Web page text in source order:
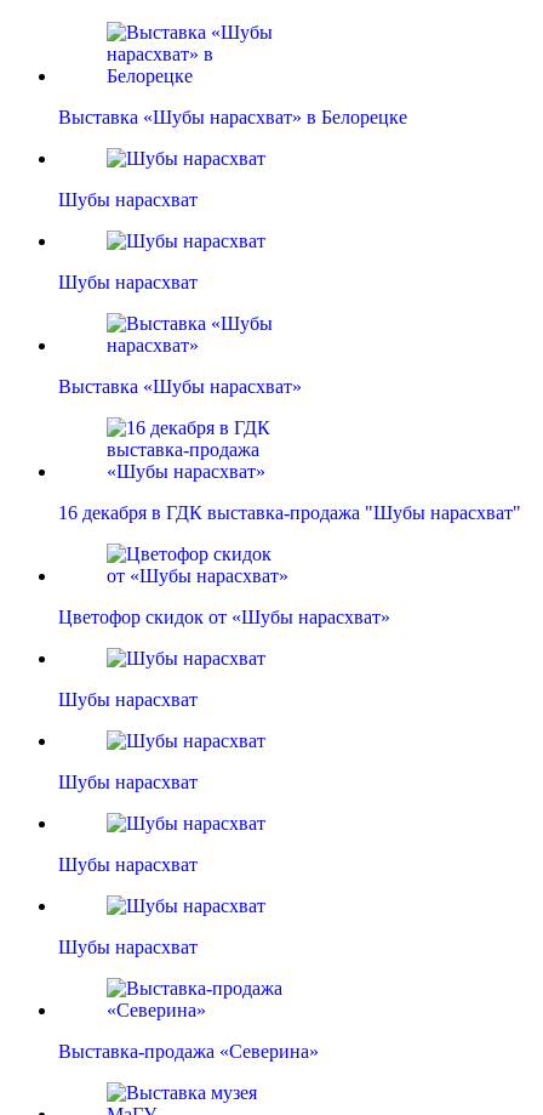
Выставка «Шубы нарасхват» в Белорецке
Шубы нарасхват
Шубы нарасхват
Выставка «Шубы нарасхват»
16 декабря в ГДК выставка-продажа "Шубы нарасхват"
Цветофор скидок от «Шубы нарасхват»
Шубы нарасхват
Шубы нарасхват
Шубы нарасхват
Шубы нарасхват
Выставка-продажа «Северина»